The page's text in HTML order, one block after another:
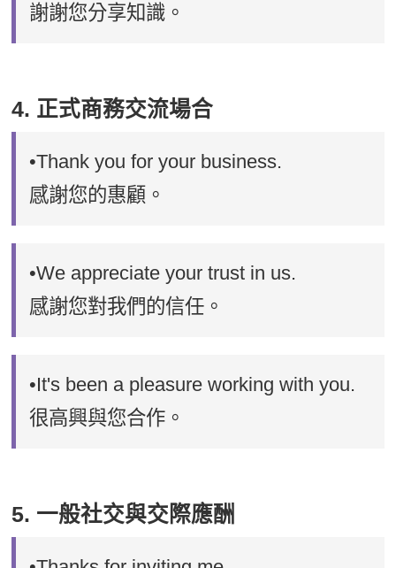
謝謝您分享知識。
4. 正式商務交流場合
•Thank you for your business.
感謝您的惠顧。
•We appreciate your trust in us.
感謝您對我們的信任。
•It's been a pleasure working with you.
很高興與您合作。
5. 一般社交與交際應酬